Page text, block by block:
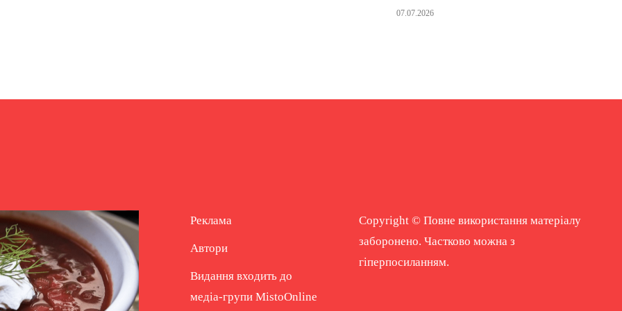
07.07.2026
Реклама
Автори
Видання входить до
медіа-групи MistoOnline
Copyright © Повне використання матеріалу
заборонено. Частково можна з
гіперпосиланням.